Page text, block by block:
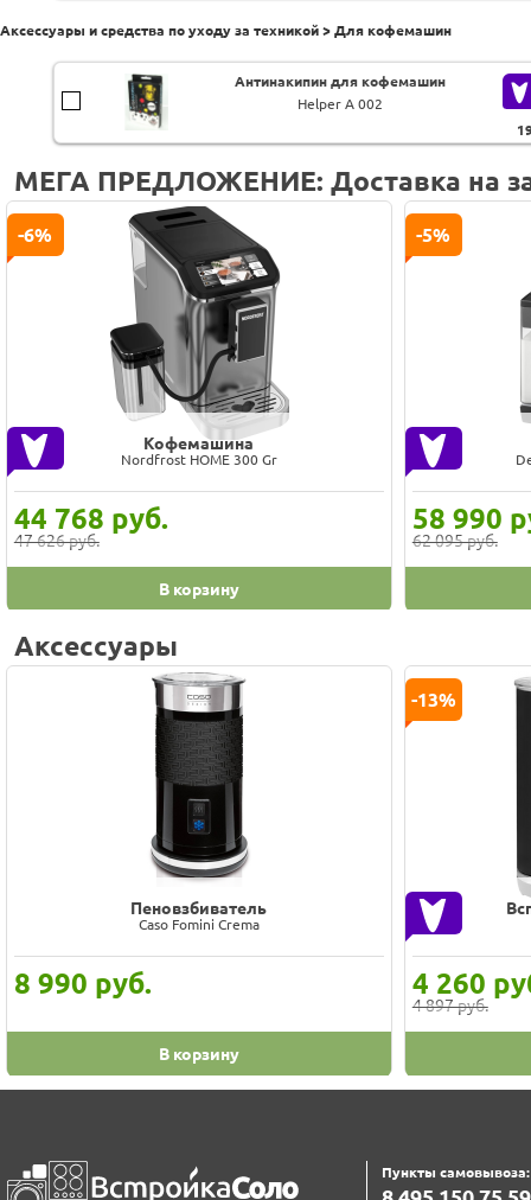
Аксессуары и средства по уходу за техникой > Для кофемашин
Антинакипин для кофемашин
Helper A 002
МЕГА ПРЕДЛОЖЕНИЕ: Доставка на
Кофемашина
Nordfrost HOME 300 Gr
44 768 руб.
47 626 руб.
-6%
В корзину
58 990
62 095 руб.
-5%
Аксессуары
Трубка капучинатора
Kuppersberg KMT 001
400руб.
В корзину
14 490
Пункты самовывоза: